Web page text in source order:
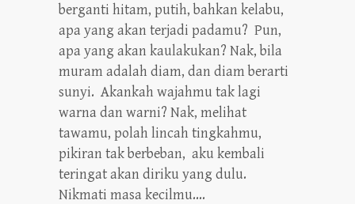
berganti hitam, putih, bahkan kelabu,
apa yang akan terjadi padamu? Pun,
apa yang akan kaulakukan? Nak, bila
muram adalah diam, dan diam berarti
sunyi. Akankah wajahmu tak lagi
warna dan warni? Nak, melihat
tawamu, polah lincah tingkahmu,
pikiran tak berbeban, aku kembali
teringat akan diriku yang dulu.
Nikmati masa kecilmu....